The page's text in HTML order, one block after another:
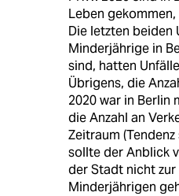
Leben
Die letzten beiden
Minderjährige in
sind, hatten
Übrigens, die
2020 war in Berlin
die Anzahl an
Zeitraum
sollte der Anblick
der Stadt nicht
Minderjährigen